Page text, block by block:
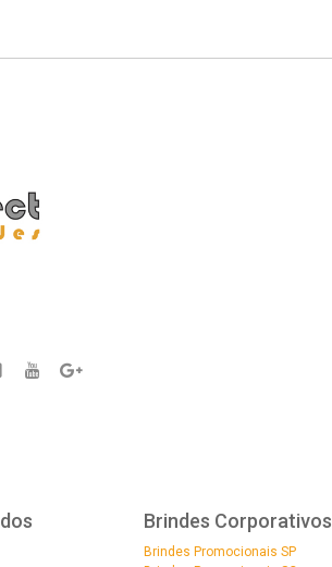
Brindes Corporativos
Brindes Promocionais SP